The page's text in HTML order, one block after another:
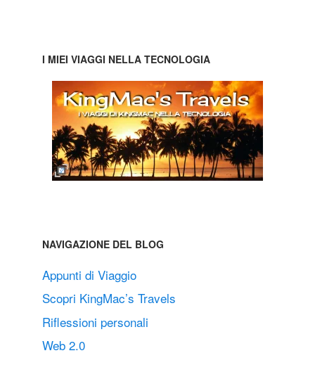
I MIEI VIAGGI NELLA TECNOLOGIA
NAVIGAZIONE DEL BLOG
Appunti di Viaggio
Scopri KingMac’s Travels
Riflessioni personali
Web 2.0